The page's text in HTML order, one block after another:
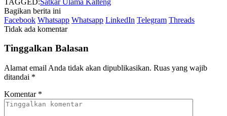
Bagikan berita ini
Facebook Whatsapp Whatsapp LinkedIn Telegram Threads
Tidak ada komentar
Tinggalkan Balasan
Alamat email Anda tidak akan dipublikasikan. Ruas yang wajib
ditandai *
Komentar *